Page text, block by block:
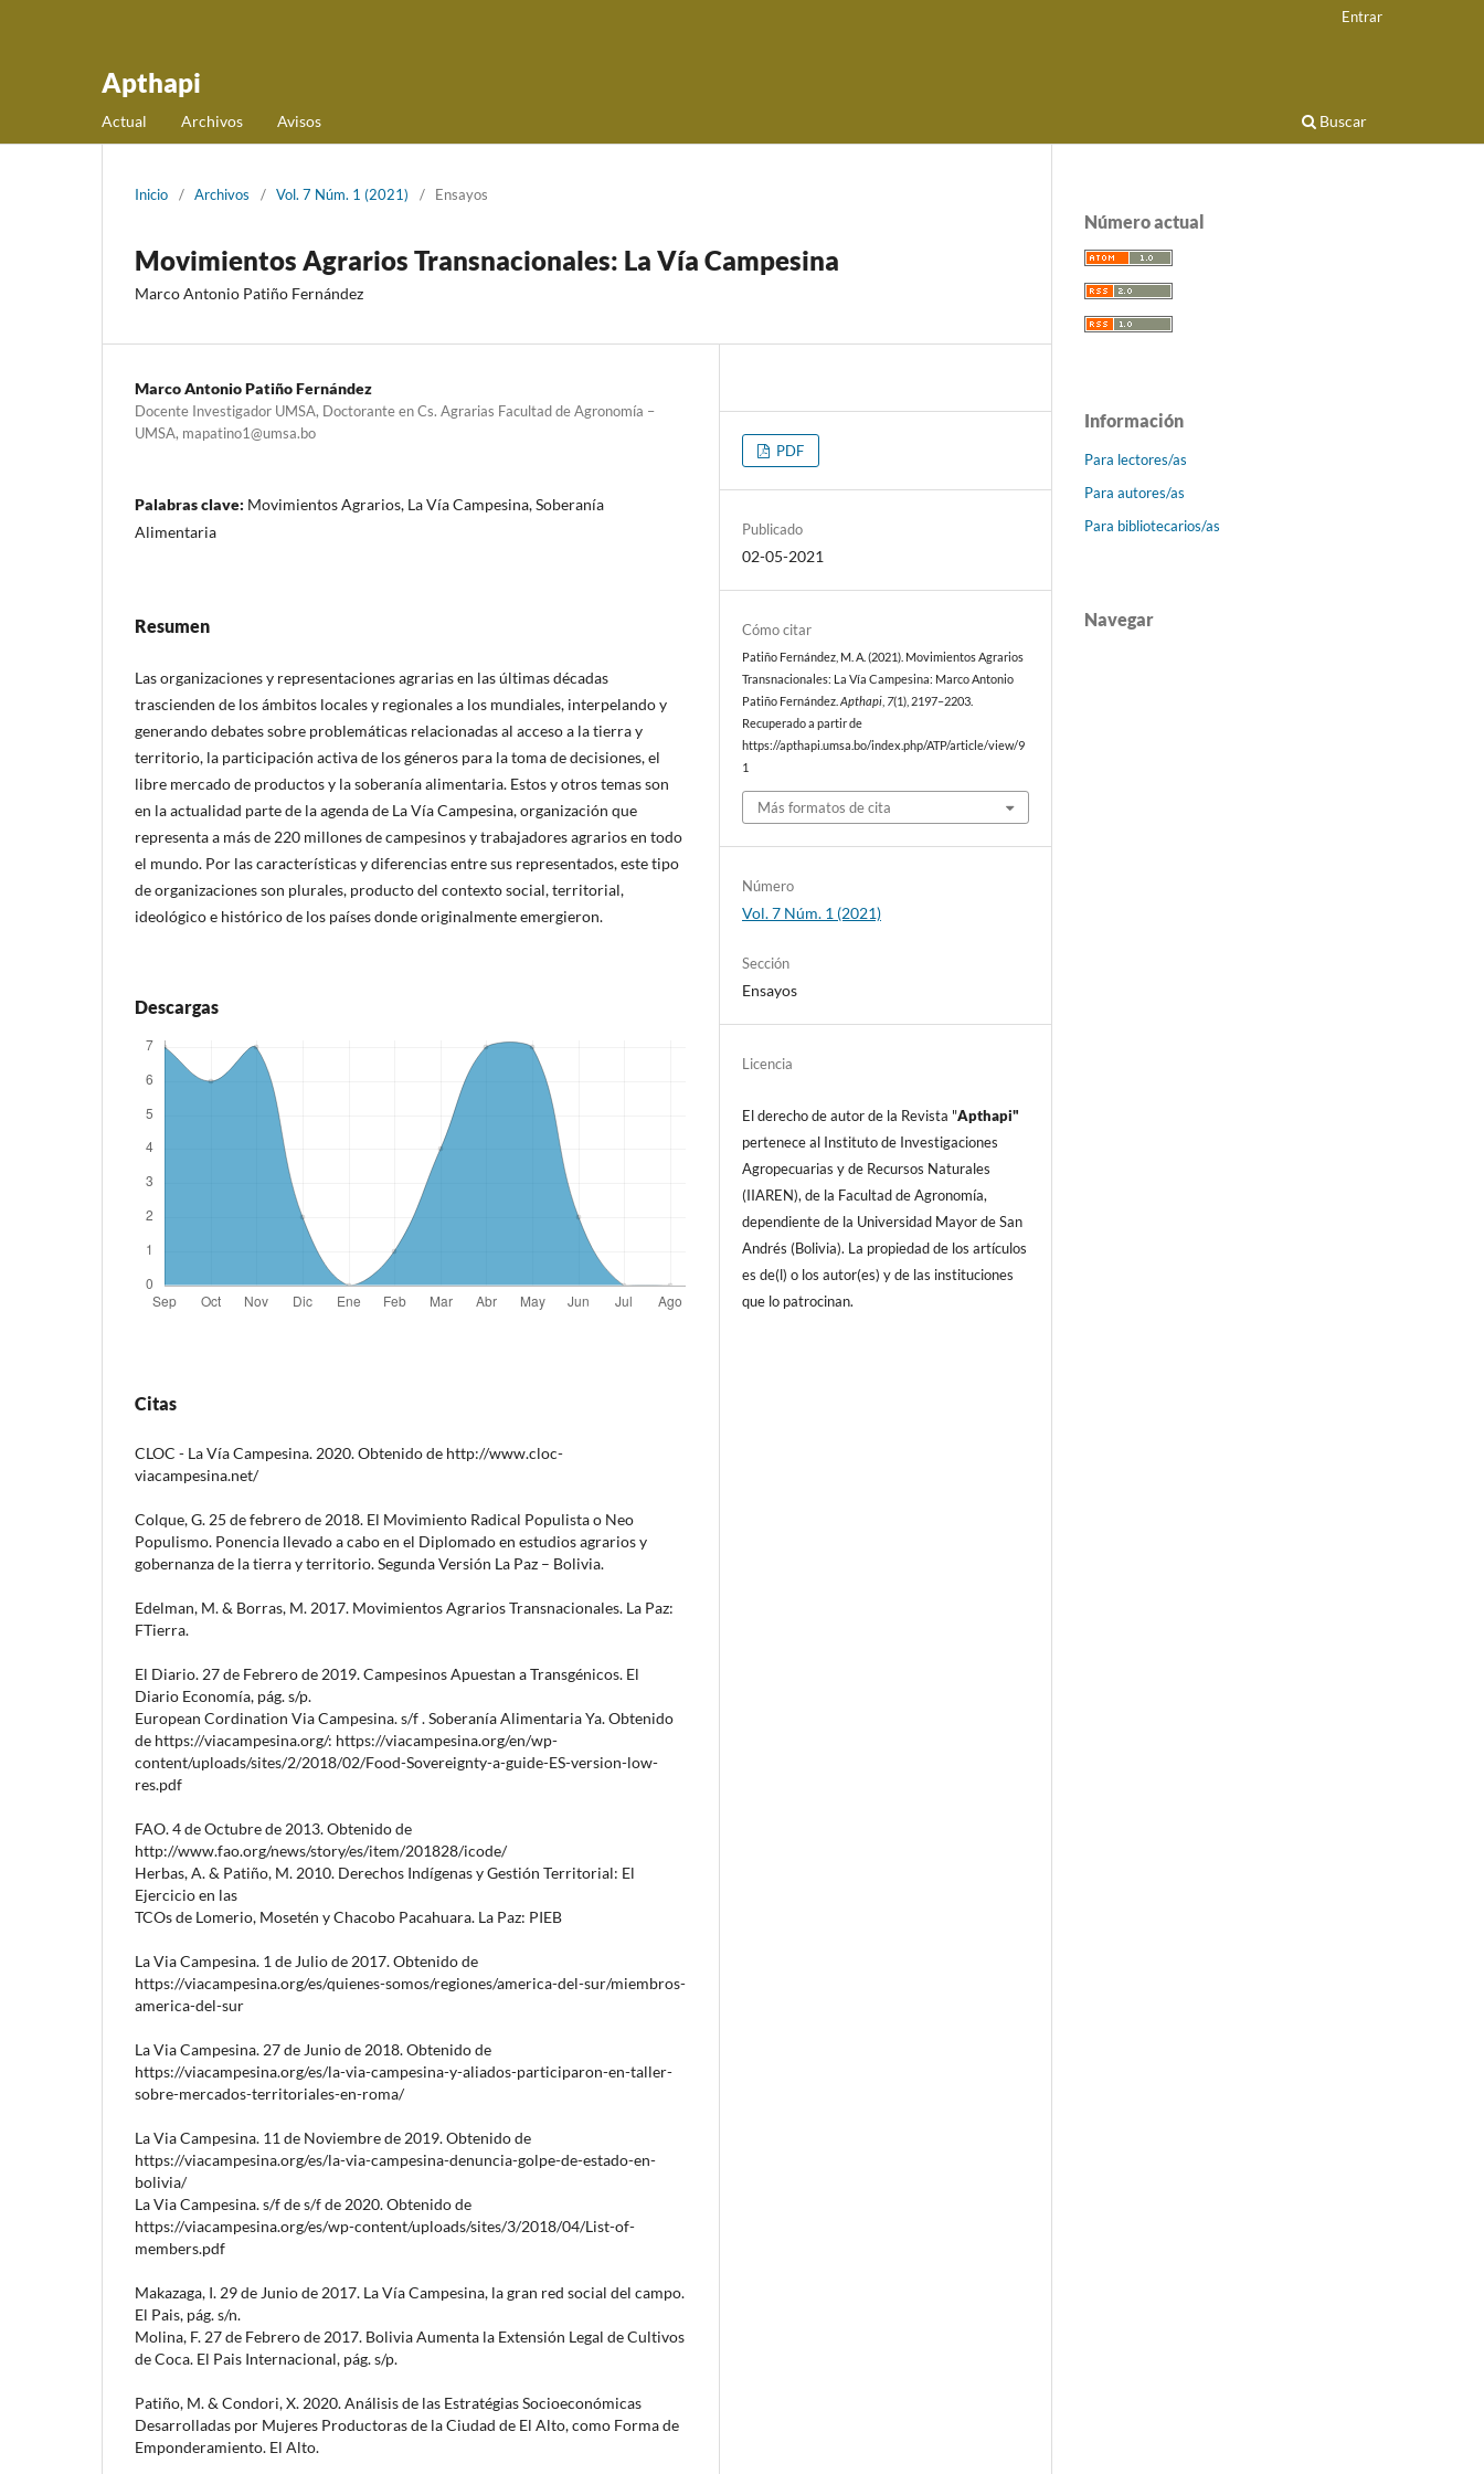
Apthapi
Actual Archivos Avisos Buscar
Entrar
Inicio / Archivos / Vol. 7 Núm. 1 (2021) / Ensayos
Movimientos Agrarios Transnacionales: La Vía Campesina
Marco Antonio Patiño Fernández
Marco Antonio Patiño Fernández
Docente Investigador UMSA, Doctorante en Cs. Agrarias Facultad de Agronomía –
UMSA, mapatino1@umsa.bo
Palabras clave: Movimientos Agrarios, La Vía Campesina, Soberanía
Alimentaria
Resumen
Las organizaciones y representaciones agrarias en las últimas décadas
trascienden de los ámbitos locales y regionales a los mundiales, interpelando y
generando debates sobre problemáticas relacionadas al acceso a la tierra y
territorio, la participación activa de los géneros para la toma de decisiones, el
libre mercado de productos y la soberanía alimentaria. Estos y otros temas son
en la actualidad parte de la agenda de La Vía Campesina, organización que
representa a más de 220 millones de campesinos y trabajadores agrarios en todo
el mundo. Por las características y diferencias entre sus representados, este tipo
de organizaciones son plurales, producto del contexto social, territorial,
ideológico e histórico de los países donde originalmente emergieron.
Descargas
Citas
CLOC - La Vía Campesina. 2020. Obtenido de http://www.cloc-
viacampesina.net/
Colque, G. 25 de febrero de 2018. El Movimiento Radical Populista o Neo
Populismo. Ponencia llevado a cabo en el Diplomado en estudios agrarios y
gobernanza de la tierra y territorio. Segunda Versión La Paz – Bolivia.
Edelman, M. & Borras, M. 2017. Movimientos Agrarios Transnacionales. La Paz:
FTierra.
El Diario. 27 de Febrero de 2019. Campesinos Apuestan a Transgénicos. El
Diario Economía, pág. s/p.
European Cordination Via Campesina. s/f . Soberanía Alimentaria Ya. Obtenido
de https://viacampesina.org/: https://viacampesina.org/en/wp-
content/uploads/sites/2/2018/02/Food-Sovereignty-a-guide-ES-version-low-
res.pdf
FAO. 4 de Octubre de 2013. Obtenido de
http://www.fao.org/news/story/es/item/201828/icode/
Herbas, A. & Patiño, M. 2010. Derechos Indígenas y Gestión Territorial: El
Ejercicio en las
TCOs de Lomerio, Mosetén y Chacobo Pacahuara. La Paz: PIEB
La Via Campesina. 1 de Julio de 2017. Obtenido de
https://viacampesina.org/es/quienes-somos/regiones/america-del-sur/miembros-
america-del-sur
La Via Campesina. 27 de Junio de 2018. Obtenido de
https://viacampesina.org/es/la-via-campesina-y-aliados-participaron-en-taller-
sobre-mercados-territoriales-en-roma/
La Via Campesina. 11 de Noviembre de 2019. Obtenido de
https://viacampesina.org/es/la-via-campesina-denuncia-golpe-de-estado-en-
bolivia/
La Via Campesina. s/f de s/f de 2020. Obtenido de
https://viacampesina.org/es/wp-content/uploads/sites/3/2018/04/List-of-
members.pdf
Makazaga, I. 29 de Junio de 2017. La Vía Campesina, la gran red social del campo.
El Pais, pág. s/n.
Molina, F. 27 de Febrero de 2017. Bolivia Aumenta la Extensión Legal de Cultivos
de Coca. El Pais Internacional, pág. s/p.
Patiño, M. & Condori, X. 2020. Análisis de las Estratégias Socioeconómicas
Desarrolladas por Mujeres Productoras de la Ciudad de El Alto, como Forma de
Emponderamiento. El Alto.
PDF
Publicado
02-05-2021
Cómo citar
Patiño Fernández, M. A. (2021). Movimientos Agrarios
Transnacionales: La Vía Campesina: Marco Antonio
Patiño Fernández.Apthapi 7(1), 2197–2203.
Recuperado a partir de
https://apthapi.umsa.bo/index.php/ATP/article/view/9
1
Más formatos de cita
Número
Vol. 7 Núm. 1 (2021)
Sección
Ensayos
Licencia
El derecho de autor de la Revista "Apthapi"
pertenece al Instituto de Investigaciones
Agropecuarias y de Recursos Naturales
(IIAREN), de la Facultad de Agronomí­a,
dependiente de la Universidad Mayor de San
Andrés (Bolivia). La propiedad de los artí­culos
es de(l) o los autor(es) y de las instituciones
que lo patrocinan.
Número actual
Información
Para lectores/as
Para autores/as
Para bibliotecarios/as
Navegar